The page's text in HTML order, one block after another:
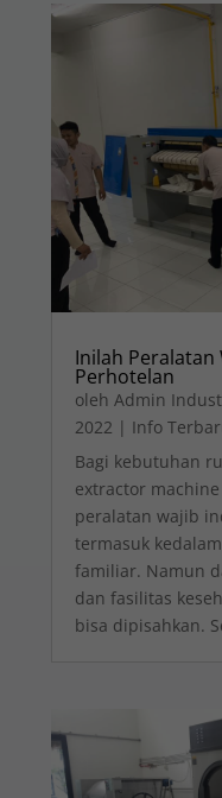
Inilah
Perhotelan
olehAdmin
2022 | Info
Bagi kebutuhan
extractor
peralatan wajib
termasuk
familiar. Namun
dan fasilitas
bisa dipisahkan.